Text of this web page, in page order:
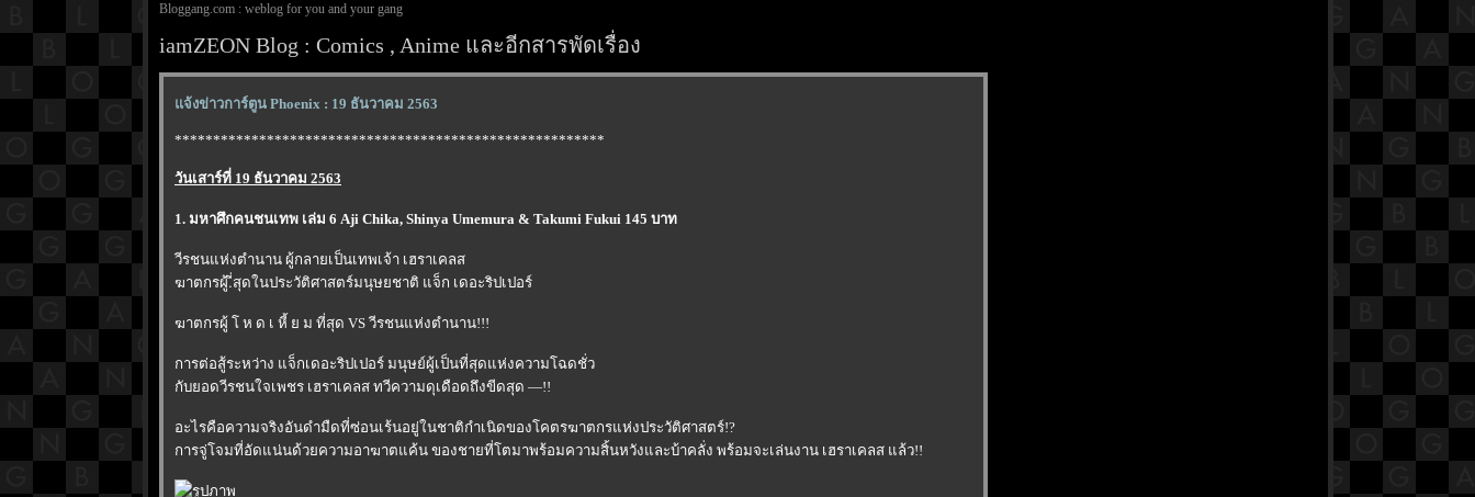
Bloggang.com : weblog for you and your gang
iamZEON Blog : Comics , Anime และอีกสารพัดเรื่อง
จ้งข่าวการ์ตูน Phoenix : 19 ธันวาคม 2563
********************************************************
วันเสาร์ที่ 19 ธันวาคม 2563
1. มหาศึกคนชนเทพ เล่ม 6 Aji Chika, Shinya Umemura & Takumi Fukui 145 บาท
วีรชนแห่งตำนาน ผู้กลายเป็นเทพเจ้า เฮราเคลส
ฆาตกรผู้.ี่สุดในประวัติศาสตร์มนุษยชาติ แจ็ก เดอะริปเปอร์
ฆาตกรผู้ โ ห ด เ หี้ ย ม ที่สุด VS วีรชนแห่งตำนาน!!!
การต่อสู้ระหว่าง แจ็กเดอะริปเปอร์ มนุษย์ผู้เป็นที่สุดแห่งความโฉดชั่ว
กับยอดวีรชนใจเพชร เฮราเคลส ทวีความดุเดือดถึงขีดสุด —!!
อะไรคือความจริงอันดำมืดที่ซ่อนเร้นอยู่ในชาติกำเนิดของโคตรฆาตกรแห่งประวัติศาสตร์!?
การจู่โจมที่อัดแน่นด้วยความอาฆาตแค้น ของชายที่โตมาพร้อมความสิ้นหวังและบ้าคลั่ง พร้อมจะเล่นงาน เฮราเคลส แล้ว!!